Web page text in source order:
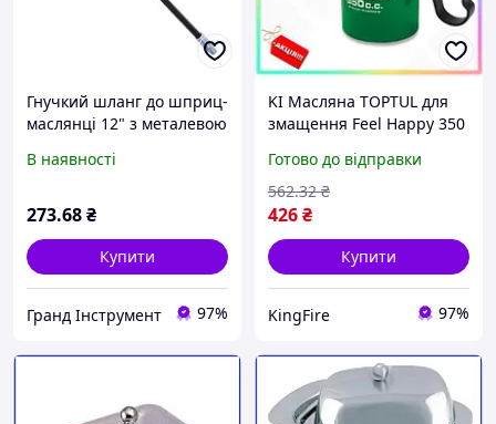
Гнучкий шланг до шприц-
маслянці 12" з металевою
401-12 (для змащування,
В наявності
273.68₴
Купити
Гранд Інструмент 97%
KI Масляна TOPTUL для
змащення Feel Happy 350
наконечником для
механіків та технічних
фахівців FIR41_R
Готово до відправки
426₴
562.32 ₴
Купити
KingFire 97%